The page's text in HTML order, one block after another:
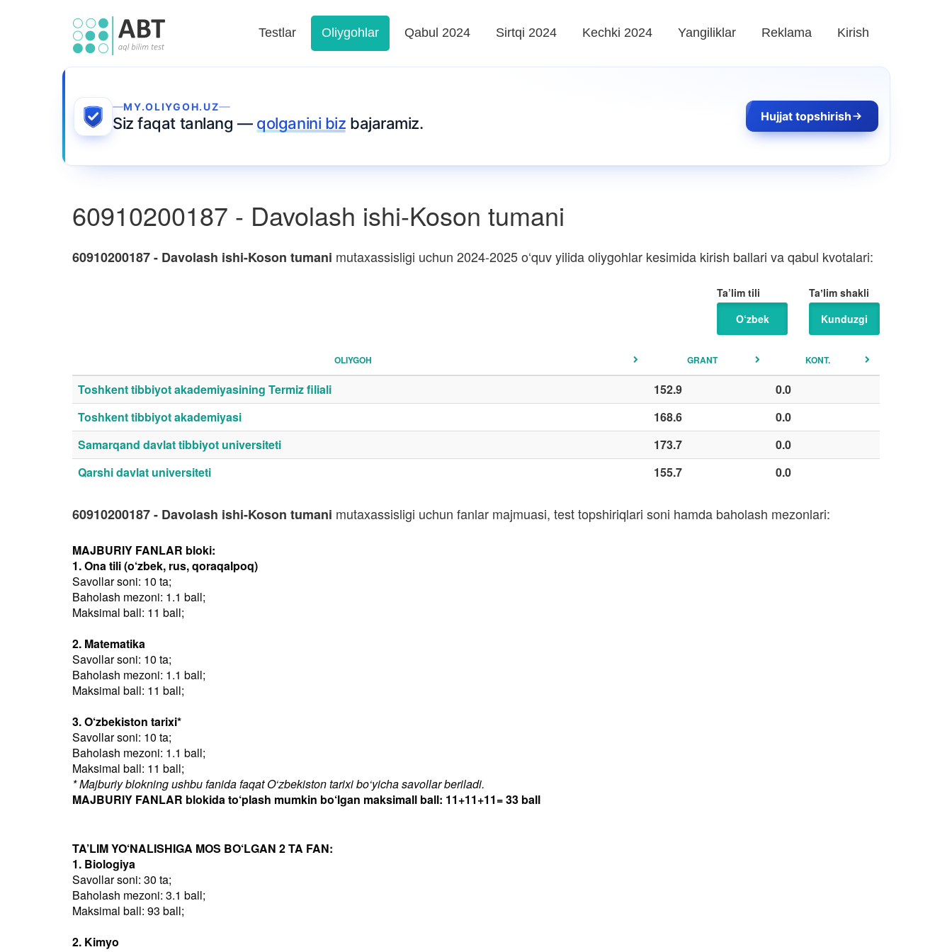
Testlar Oliygohlar Qabul 2024 Sirtqi 2024 Kechki 2024 Yangiliklar Reklama Kirish
MY.OLIYGOH.UZ
Siz faqat tanlang — qolganini biz bajaramiz. Hujjat topshirish
60910200187 - Davolash ishi-Koson tumani
60910200187 - Davolash ishi-Koson tumani mutaxassisligi uchun 2024-2025 o‘quv yilida oliygohlar kesimida kirish ballari va qabul kvotalari:
Taʼlim shakli
Kunduzgi
Ta’lim tili
O‘zbek
OLIYGOH GRANT KONT.
Toshkent tibbiyot akademiyasining Termiz filiali 152.9
0.0
Toshkent tibbiyot akademiyasi
168.6
0.0
Samarqand davlat tibbiyot universiteti
173.7
0.0
Qarshi davlat universiteti
155.7 0.0
60910200187 - Davolash ishi-Koson tumani mutaxassisligi uchun fanlar majmuasi, test topshiriqlari soni hamda baholash mezonlari:
MAJBURIY FANLAR bloki:
1. Ona tili (o‘zbek, rus, qoraqalpoq)
Savollar soni: 10 ta;
Baholash mezoni: 1.1 ball;
Maksimal ball: 11 ball;
2. Matematika
Savollar soni: 10 ta;
Baholash mezoni: 1.1 ball;
Maksimal ball: 11 ball;
3. O‘zbekiston tarixi*
Savollar soni: 10 ta;
Baholash mezoni: 1.1 ball;
Maksimal ball: 11 ball;
* Majburiy blokning ushbu fanida faqat O‘zbekiston tarixi bo‘yicha savollar beriladi.
MAJBURIY FANLAR blokida to‘plash mumkin bo‘lgan maksimall ball: 11+11+11= 33 ball
TA’LIM YO‘NALISHIGA MOS BO‘LGAN 2 TA FAN:
1. Biologiya
Savollar soni: 30 ta;
Baholash mezoni: 3.1 ball;
Maksimal ball: 93 ball;
2. Kimyo